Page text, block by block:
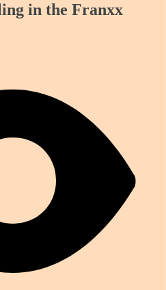
in the Franxx